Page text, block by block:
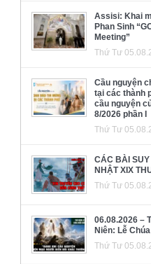
Assisi: Khai
Phan Sinh
Meeting”
Thứ Tư
Cầu nguyện
tại các thành
cầu nguyện
8/2026 phần I
Thứ Tư
CÁC BÀI
NHẬT XIX
Thứ Tư
06.08.2026 –
Niên: Lễ
Thứ Tư